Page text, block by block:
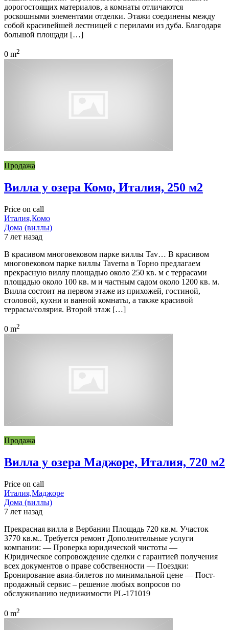
дорогостоящих материалов, а комнаты отличаются
роскошными элементами отделки. Этажи соединены между
собой красивейшей лестницей с перилами из дуба. Благодаря
большой площади […]
0 m2
Продажа
Вилла у озера Комо, Италия, 250 м2
Price on call
Италия,Комо
Дома (виллы)
7 лет назад
В красивом многовековом парке виллы Tav… В красивом
многовековом парке виллы Taverna в Торно предлагаем
прекрасную виллу площадью около 250 кв. м с террасами
площадью около 100 кв. м и частным садом около 1200 кв. м.
Вилла состоит на первом этаже из прихожей, гостиной,
столовой, кухни и ванной комнаты, а также красивой
террасы/солярия. Второй этаж […]
0 m2
Продажа
Вилла у озера Маджоре, Италия, 720 м2
Price on call
Италия,Маджоре
Дома (виллы)
7 лет назад
Прекрасная вилла в Вербании Площадь 720 кв.м. Участок
3770 кв.м.. Требуется ремонт Дополнительные услуги
компании: — Проверка юридической чистоты —
Юридическое сопровождение сделки с гарантией получения
всех документов о праве собственности — Поездки:
Бронирование авиа-билетов по минимальной цене — Пост-
продажный сервис – решение любых вопросов по
обслуживанию недвижимости PL-171019
0 m2